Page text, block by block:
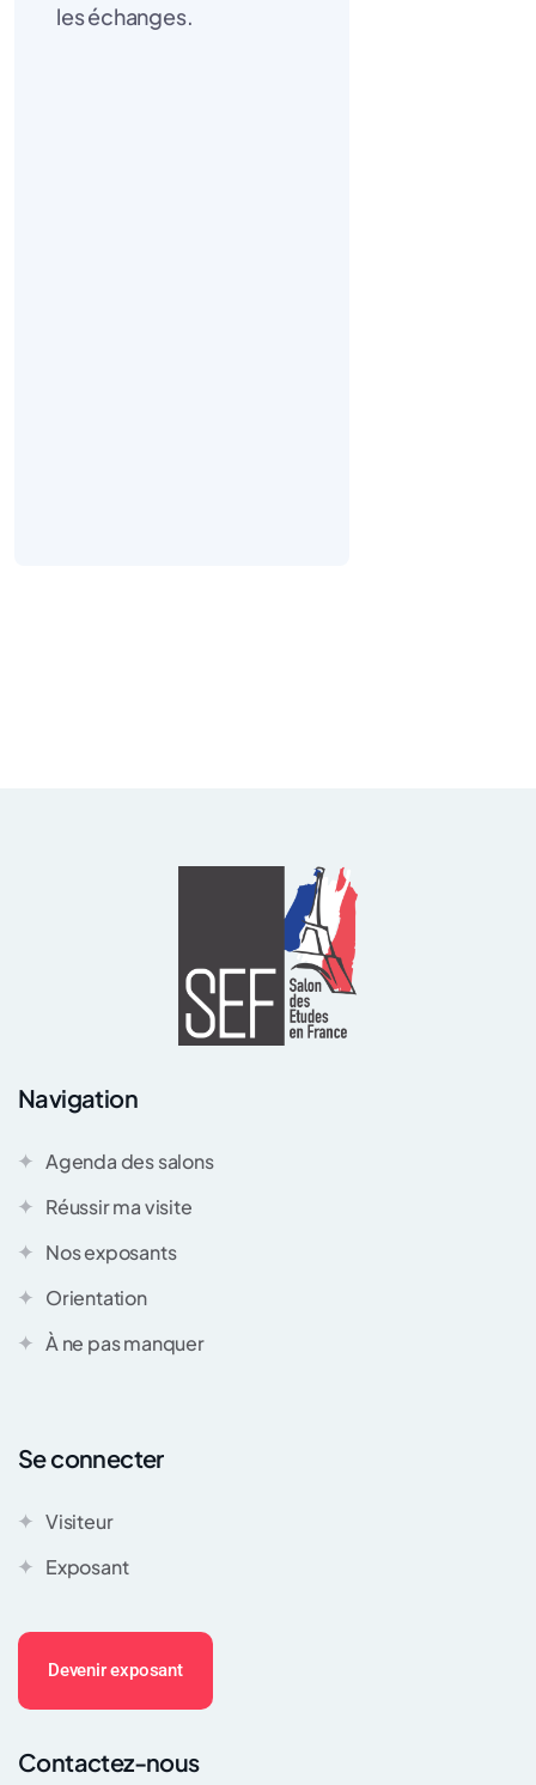
les échanges.
Navigation
Agenda des salons
Réussir ma visite
Nos exposants
Orientation
À ne pas manquer
Se connecter
Visiteur
Exposant
Devenir exposant
Contactez-nous